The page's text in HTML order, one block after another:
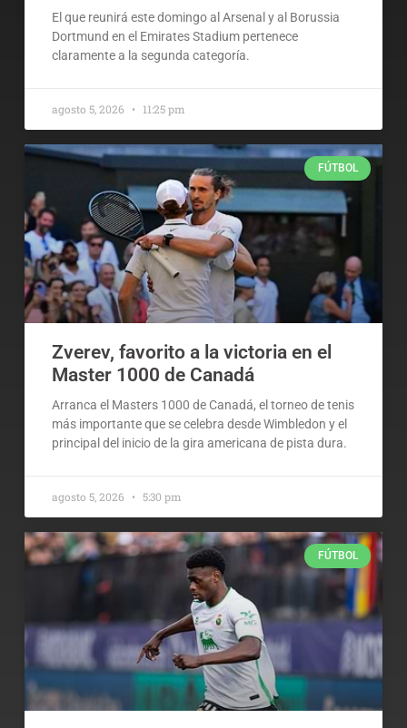
El que reunirá este domingo al Arsenal y al Borussia
Dortmund en el Emirates Stadium pertenece
claramente a la segunda categoría.
agosto 5, 2026 11:25 pm
FÚTBOL
Zverev, favorito a la victoria en el
Master 1000 de Canadá
Arranca el Masters 1000 de Canadá, el torneo de tenis
más importante que se celebra desde Wimbledon y el
principal del inicio de la gira americana de pista dura.
agosto 5, 2026 5:30 pm
FÚTBOL